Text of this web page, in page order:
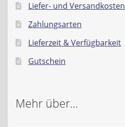
Liefer- und Versandkosten
Zahlungsarten
Lieferzeit & Verfügbarkeit
Gutschein
Mehr über…